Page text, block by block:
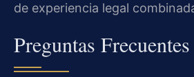
de experiencia legal
Preguntas Frecuentes